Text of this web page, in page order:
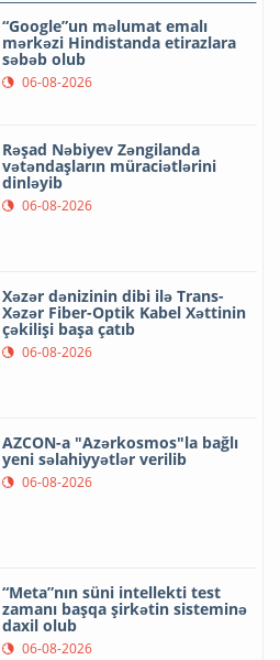
“Google”un məlumat emalı
mərkəzi Hindistanda etirazlara
səbəb olub
06-08-2026
Rəşad Nəbiyev Zəngilanda
vətəndaşların müraciətlərini
dinləyib
06-08-2026
Xəzər dənizinin dibi ilə Trans-
Xəzər Fiber-Optik Kabel Xəttinin
çəkilişi başa çatıb
06-08-2026
AZCON-a "Azərkosmos"la bağlı
yeni səlahiyyətlər verilib
06-08-2026
“Meta”nın süni intellekti test
zamanı başqa şirkətin sisteminə
daxil olub
06-08-2026